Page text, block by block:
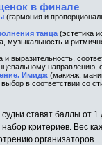
в финале
(гармония и
танца (эстетика
музыкальность и
и выразительность,
направлению,
Имидж (макияж,
выбор в соответствии со
ставят баллы от
критериев. Вес
организаторов.